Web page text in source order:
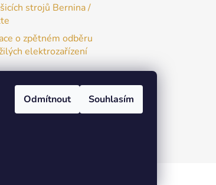
Odmítnout Souhlasím
strojů Bernina /
o zpětném odběru
elektrozařízení